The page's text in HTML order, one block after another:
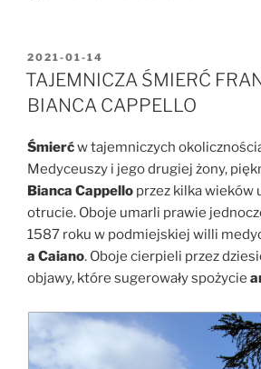
OPUBLIKOWANE
W
2021-01-14
TAJEMNICZA ŚMIERĆ
BIANCA CAPPELLO
Śmierćw tajemniczych
Medyceuszy i jego drugiej żony,
Bianca Cappello przez kilka wieków
otrucie. Oboje umarli prawie
1587 roku w podmiejskiej willi
a Caiano. Oboje cierpieli przez
objawy, które sugerowały spożycie